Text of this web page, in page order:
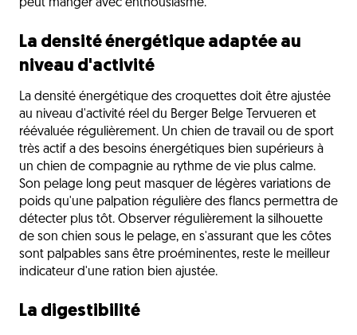
peut manger avec enthousiasme.
La densité énergétique adaptée au
niveau d'activité
La densité énergétique des croquettes doit être ajustée
au niveau d'activité réel du Berger Belge Tervueren et
réévaluée régulièrement. Un chien de travail ou de sport
très actif a des besoins énergétiques bien supérieurs à
un chien de compagnie au rythme de vie plus calme.
Son pelage long peut masquer de légères variations de
poids qu'une palpation régulière des flancs permettra de
détecter plus tôt. Observer régulièrement la silhouette
de son chien sous le pelage, en s'assurant que les côtes
sont palpables sans être proéminentes, reste le meilleur
indicateur d'une ration bien ajustée.
La digestibilité